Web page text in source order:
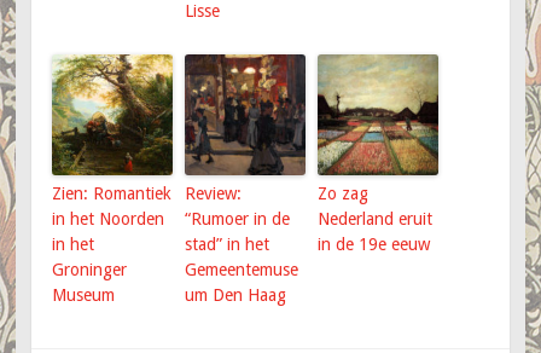
Lisse
Zien: Romantiek
in het Noorden
in het
Groninger
Museum
Review:
“Rumoer in de
stad” in het
Gemeentemuse
um Den Haag
Zo zag
Nederland eruit
in de 19e eeuw